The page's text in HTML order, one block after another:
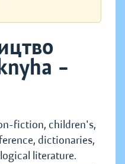
–
fiction, children's,
dictionaries,
literature.